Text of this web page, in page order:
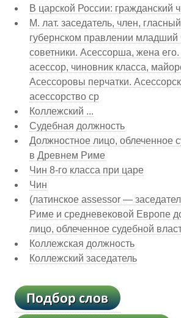
В царской России: гражданский
М. лат. заседатель, член,
губернском правлении младший
советники. Асессорша, жена
асессор, чиновник класса,
Асессоровы перчатки.
асессорство ср
Коллежский ...
Судебная должность
Должностное лицо, облеченное
в Древнем Риме
Чин 8-го класса при царе
Чин
(латинское assessor —
Риме и средневековой Европе
лицо, облеченное судебной
Коллежская должность
Коллежский заседатель